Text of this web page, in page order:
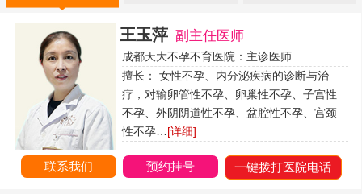
王玉萍 副主任医师
成都天大不孕不育医院：主诊医师
擅长： 女性不孕、内分泌疾病的诊断与治
疗，对输卵管性不孕、卵巢性不孕、子宫性
不孕、外阴阴道性不孕、盆腔性不孕、宫颈
性不孕… [详细]
联系我们 预约挂号 一键拨打医院电话